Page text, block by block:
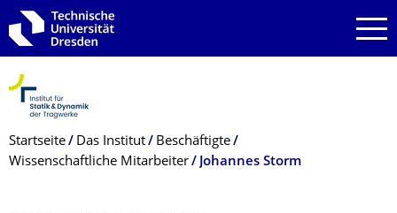
Zur Hauptnavigation springen
Zur Suche springen
Zum Inhalt springen
Breadcrumb-Menü
Startseite Das Institut
Beschäftigte
Wissenschaftliche Mitarbeiter
Johannes Storm